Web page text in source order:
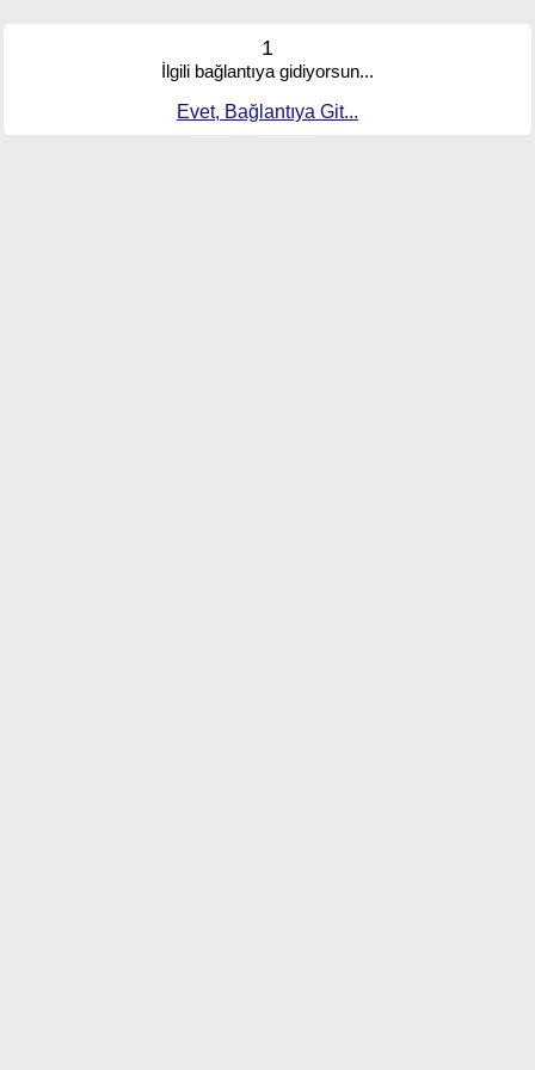
1
İlgili bağlantıya gidiyorsun...
Evet, Bağlantıya Git...